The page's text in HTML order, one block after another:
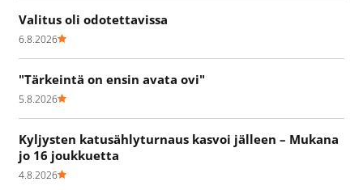
Valitus oli odotettavissa
6.8.2026
"Tärkeintä on ensin avata ovi"
5.8.2026
Kyljysten katusählyturnaus kasvoi jälleen – Mukana
jo 16 joukkuetta
4.8.2026